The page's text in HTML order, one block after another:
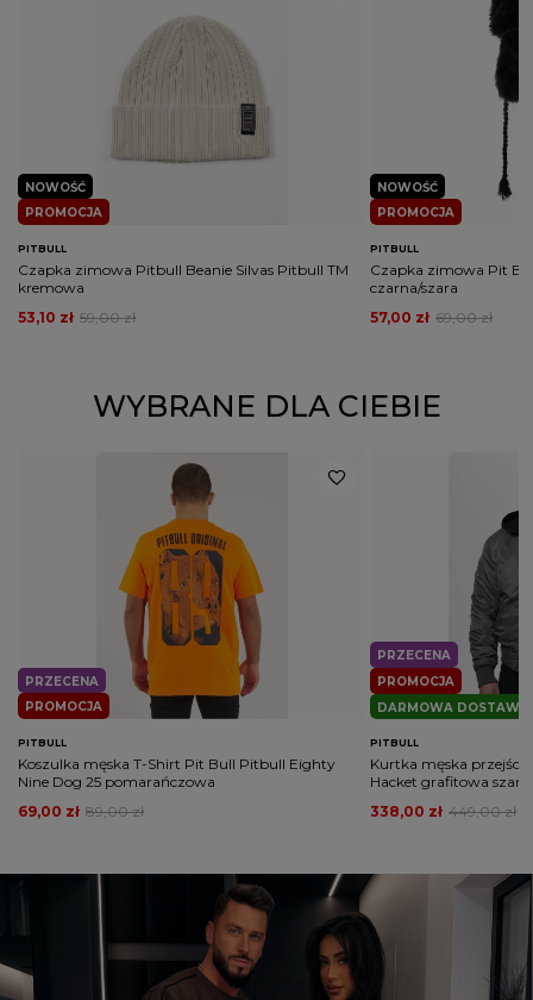
PROMOCJA
NOWOŚĆ
PITBULL
Czapka zimowa Pitbull Beanie Silvas Pitbull TM
kremowa
59,00 zł
53,10 zł
PROMOCJA
NOWOŚĆ
PITBULL
Czapka zimowa Pit
czarna/szara
69,00 zł
57,00 zł
WYBRANE DLA CIEBIE
PROMOCJA
PRZECENA
PITBULL
Koszulka męska T-Shirt Pit Bull Pitbull Eighty
Nine Dog 25 pomarańczowa
89,00 zł
69,00 zł
PROMOCJA
PRZECENA
DARMOWA DOSTAWA
PITBULL
Kurtka męska
Hacket grafitowa szara
449,00 zł
338,00 zł